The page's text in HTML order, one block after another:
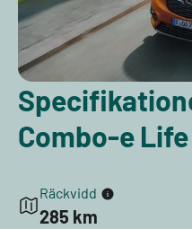
Combo-e
Räckvidd
285 km